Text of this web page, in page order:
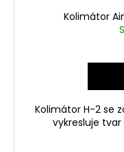
Kolimátor
Kolimátor H-2 se
vykresluje